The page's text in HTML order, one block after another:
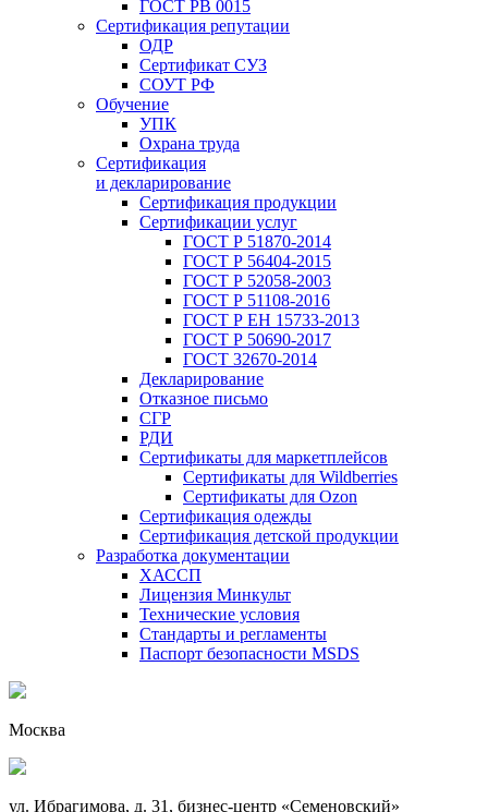
ГОСТ РВ 0015
Сертификация репутации
ОДР
Сертификат СУЗ
СОУТ РФ
Обучение
УПК
Охрана труда
Сертификация
и декларирование
Сертификация продукции
Сертификации услуг
ГОСТ Р 51870-2014
ГОСТ Р 56404-2015
ГОСТ Р 52058-2003
ГОСТ Р 51108-2016
ГОСТ Р ЕН 15733-2013
ГОСТ Р 50690-2017
ГОСТ 32670-2014
Декларирование
Отказное письмо
СГР
РДИ
Сертификаты для маркетплейсов
Сертификаты для Wildberries
Сертификаты для Ozon
Сертификация одежды
Сертификация детской продукции
Разработка документации
ХАССП
Лицензия Минкульт
Технические условия
Стандарты и регламенты
Паспорт безопасности MSDS
Москва
ул. Ибрагимова, д. 31, бизнес-центр «Семеновский»